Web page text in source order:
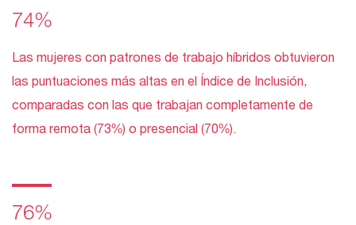
74%
Las mujeres con patrones de trabajo híbridos obtuvieron
las puntuaciones más altas en el Índice de Inclusión,
comparadas con las que trabajan completamente de
forma remota (73%) o presencial (70%).
76%